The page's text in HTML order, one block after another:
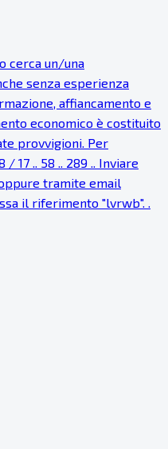
cerca un/una
senza esperienza
affiancamento e
economico è costituito
provvigioni. Per
17 .. 58 .. 289 .. Inviare
tramite email
il riferimento "lvrwb". .